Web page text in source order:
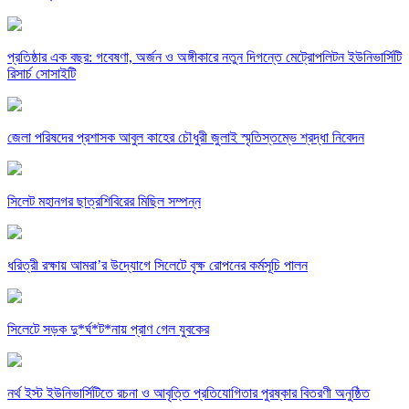
প্রতিষ্ঠার এক বছর: গবেষণা, অর্জন ও অঙ্গীকারে নতুন দিগন্তে মেট্রোপলিটন ইউনিভার্সিটি
রিসার্চ সোসাইটি
জেলা পরিষদের প্রশাসক আবুল কাহের চৌধুরী জুলাই স্মৃতিস্তম্ভে শ্রদ্ধা নিবেদন
সিলেট মহানগর ছাত্রশিবিরের মিছিল সম্পন্ন
ধরিত্রী রক্ষায় আমরা’র উদ্যোগে সিলেটে বৃক্ষ রোপনের কর্মসূচি পালন
সিলেটে সড়ক দু*র্ঘ*ট*নায় প্রাণ গেল যুবকের
নর্থ ইস্ট ইউনিভার্সিটিতে রচনা ও আবৃত্তি প্রতিযোগিতার পুরষ্কার বিতরণী অনুষ্ঠিত